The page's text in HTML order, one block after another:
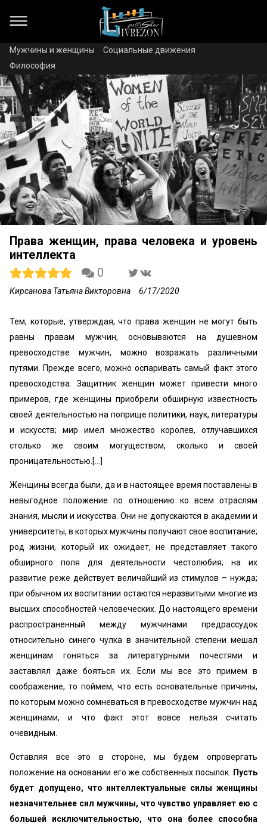
Мужчины и женщины
Социальные движения
Философия
Права женщин, права человека и уровень
интеллекта
0
Кирсанова Татьяна Викторовна 6/17/2020
Тем, которые, утверждая, что права женщин не могут быть
равны правам мужчин, основываются на душевном
превосходстве мужчин, можно возражать различными
путями. Прежде всего, можно оспаривать самый факт этого
превосходства. Защитник женщин может привести много
примеров, где женщины приобрели обширную известность
своей деятельностью на поприще политики, наук, литературы
и искусств; мир имел множество королев, отлучавшихся
столько же своим могуществом, сколько и своей
проницательностью.[...]
Женщины всегда были, да и в настоящее время поставлены в
невыгодное положение по отношению ко всем отраслям
знания, мысли и искусства. Они не допускаются в академии и
университеты, в которых мужчины получают свое воспитание;
род жизни, который их ожидает, не представляет такого
обширного поля для деятельности честолюбия; на их
развитие реже действует величайший из стимулов – нужда;
при обычном их воспитании остаются неразвитыми многие из
высших способностей человеческих. До настоящего времени
распространенный между мужчинами предрассудок
относительно синего чулка в значительной степени мешал
женщинам гоняться за литературными почестями и
заставлял даже бояться их. Если мы все это примем в
соображение, то поймем, что есть основательные причины,
по которым можно сомневаться в превосходстве мужчин над
женщинами, и что факт этот вовсе нельзя считать
очевидным.
Оставляя все это в стороне, мы будем опровергать
положение на основании его же собственных посылок.
Пусть
будет допущено, что интеллектуальные силы женщины
незначительнее сил мужчины, что чувство управляет ею с
большей исключительностью, что она более способна